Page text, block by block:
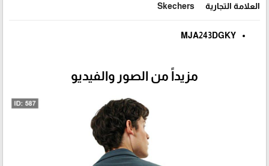
العلامة التجارية Skechers
MJA243DGKY
مزيداً من الصور والفيديو